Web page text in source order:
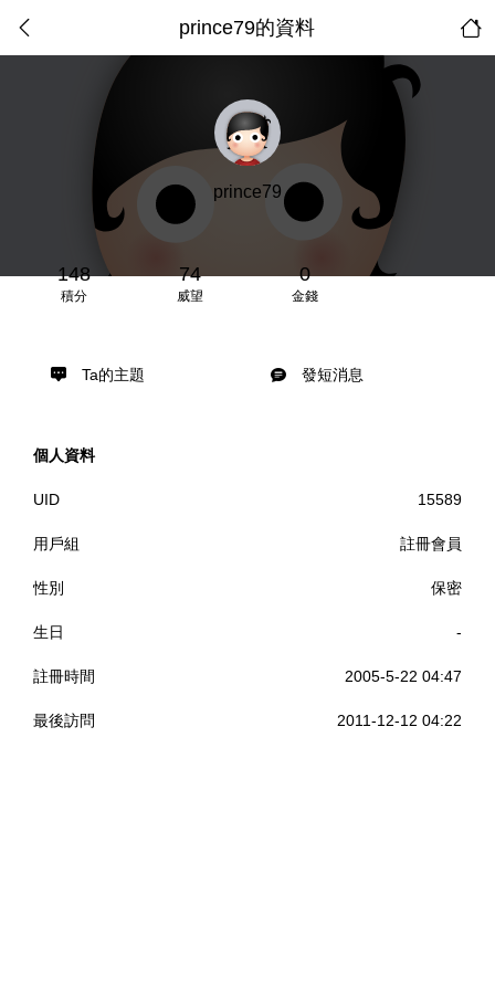
prince79的資料
prince79
148
積分
74
威望
0
金錢
Ta的主題 發短消息
個人資料
UID 15589
用戶組 註冊會員
性別 保密
生日 -
註冊時間 2005-5-22 04:47
最後訪問 2011-12-12 04:22